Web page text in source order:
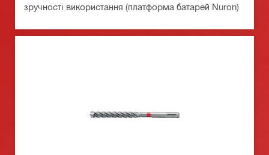
зручності використання (платформа батарей Nuron)